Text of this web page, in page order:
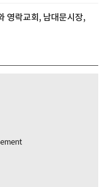
영락교회, 남대문시장,